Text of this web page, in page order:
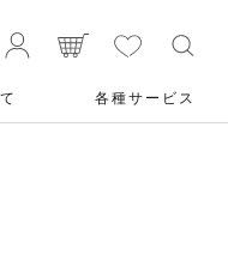
各種サービス